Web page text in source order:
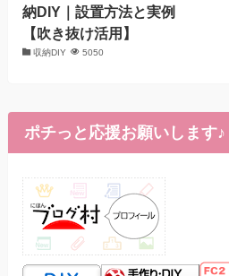
納DIY｜設置方法と実例
【吹き抜け活用】
収納DIY 5050
ポチっと応援お願いします♪